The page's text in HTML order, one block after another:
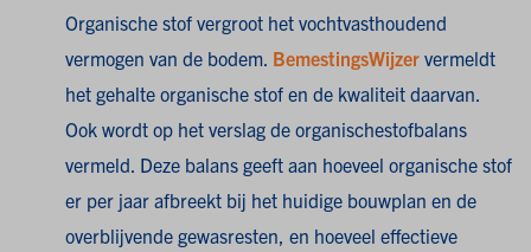
Organische stof vergroot het vochtvasthoudend
vermogen van de bodem. BemestingsWijzer vermeldt
het gehalte organische stof en de kwaliteit daarvan.
Ook wordt op het verslag de organischestofbalans
vermeld. Deze balans geeft aan hoeveel organische stof
er per jaar afbreekt bij het huidige bouwplan en de
overblijvende gewasresten, en hoeveel effectieve